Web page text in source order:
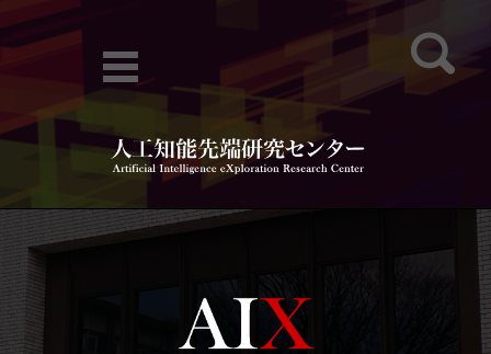
検索:
コンテンツに移動